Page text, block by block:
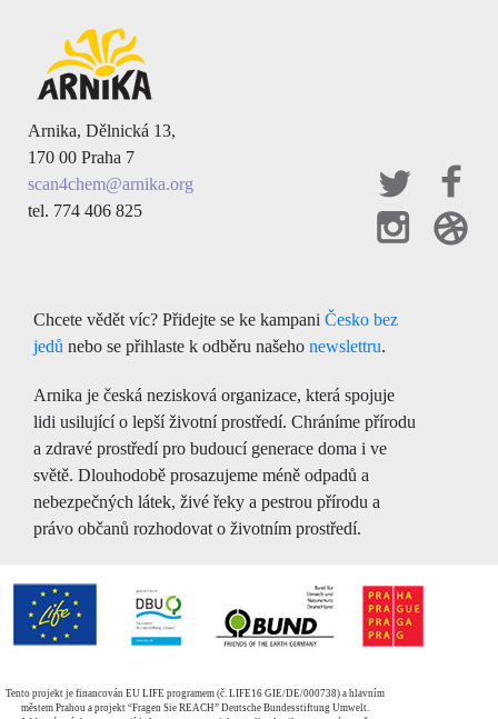
Arnika, Dělnická 13,
170 00 Praha 7
scan4chem@arnika.org
tel. 774 406 825
Chcete vědět víc? Přidejte se ke kampani Česko bez
jedů nebo se přihlaste k odběru našeho newslettru.
Arnika je česká nezisková organizace, která spojuje
lidi usilující o lepší životní prostředí. Chráníme přírodu
a zdravé prostředí pro budoucí generace doma i ve
světě. Dlouhodobě prosazujeme méně odpadů a
nebezpečných látek, živé řeky a pestrou přírodu a
právo občanů rozhodovat o životním prostředí.
Tento projekt je financován EU LIFE programem (č. LIFE16 GIE/DE/000738) a hlavním
městem Prahou a projekt “Fragen Sie REACH” Deutsche Bundesstiftung Umwelt.